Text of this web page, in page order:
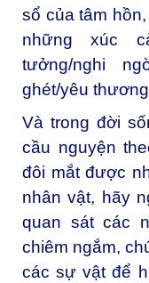
sổ của tâm
những xúc
tưởng/nghi
ghét/yêu
Và trong đời
cầu nguyện
đôi mắt được
nhân vật, hãy
quan sát các
chiêm ngắm,
các sự vật để